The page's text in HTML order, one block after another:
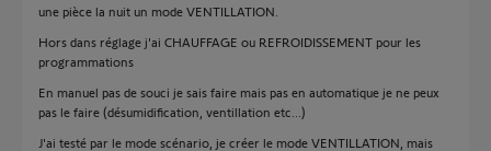
une pièce la nuit un mode VENTILLATION.
Hors dans réglage j'ai CHAUFFAGE ou REFROIDISSEMENT pour les
programmations
En manuel pas de souci je sais faire mais pas en automatique je ne peux
pas le faire (désumidification, ventillation etc...)
J'ai testé par le mode scénario, je créer le mode VENTILLATION, mais